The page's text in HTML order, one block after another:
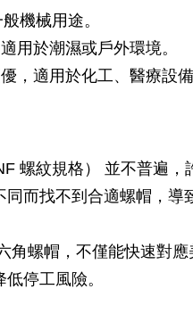
機械用途。
用於潮濕或戶外環境。
，適用於化工、醫療設備
螺紋規格） 並不普遍，
而找不到合適螺帽，導
角螺帽，不僅能快速對
停工風險。